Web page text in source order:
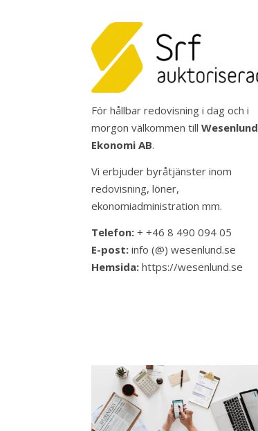
För hållbar redovisning i dag och i
morgon välkommen till Wesenlund
Ekonomi AB.
Vi erbjuder byråtjänster inom
redovisning, löner,
ekonomiadministration mm.
Telefon: + +46 8 490 094 05
E-post: info (@) wesenlund.se
Hemsida: https://wesenlund.se